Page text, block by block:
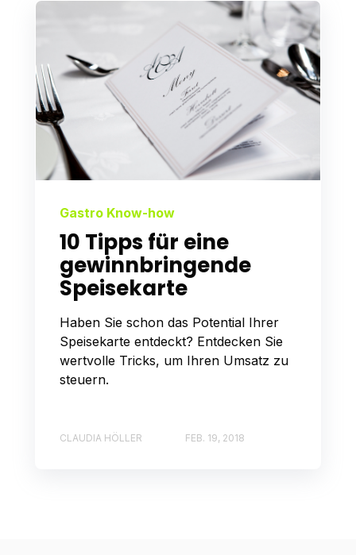
Gastro Know-how
10 Tipps für eine
gewinnbringende
Speisekarte
Haben Sie schon das Potential Ihrer
Speisekarte entdeckt? Entdecken Sie
wertvolle Tricks, um Ihren Umsatz zu
steuern.
CLAUDIA HÖLLER FEB. 19, 2018